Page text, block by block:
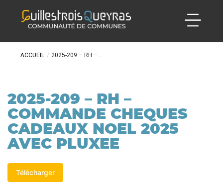
ACCUEIL / 2025-209 – RH –...
2025-209 – RH –
COMMANDE CHEQUES
CADEAUX NOEL 2025
AVEC PLUXEE
Télécharger